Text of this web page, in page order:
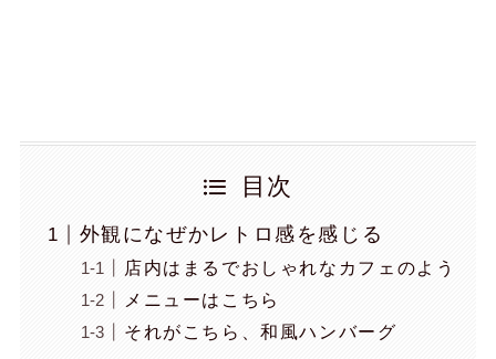
目次
外観になぜかレトロ感を感じる
店内はまるでおしゃれなカフェのよう
メニューはこちら
それがこちら、和風ハンバーグ